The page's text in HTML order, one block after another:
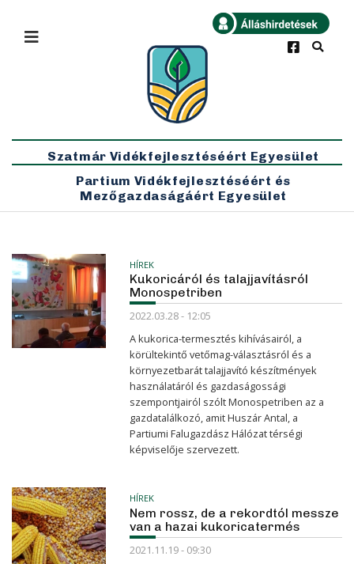
Legfrissebb
×
Szatmár Vidékfejlesztéséért Egyesület
Partium Vidékfejlesztéséért és
Mezőgazdaságáért Egyesület
HÍREK
Kukoricáról és talajjavításról
Monospetriben
2022.03.28 - 12:05
A kukorica-termesztés kihívásairól, a
körültekintő vetőmag-választásról és a
környezetbarát talajjavító készítmények
használatáról és gazdaságossági
szempontjairól szólt Monospetriben az a
gazdatalálkozó, amit Huszár Antal, a
Partiumi Falugazdász Hálózat térségi
képviselője szervezett.
HÍREK
Nem rossz, de a rekordtól messze
van a hazai kukoricatermés
2021.11.19 - 09:30